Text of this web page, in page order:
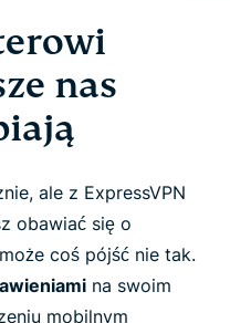
uwielbiają
się
na...
jednym
nas
ale z ExpressVPN
obawiać się o
coś pójść nie tak.
na swoim
mobilnym